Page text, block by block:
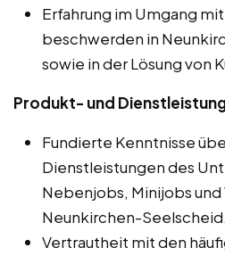
Erfahrung im Umgang
beschwerden in
sowie in der Lösung von
Produkt- und
Fundierte Kenntnisse
Dienstleistungen des
Nebenjobs, Minijobs
Neunkirchen-Seelscheid.
Vertrautheit mit den